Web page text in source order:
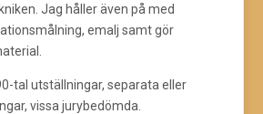
Jag håller även på med
emalj samt gör
tal utställningar, separata eller
vissa jurybedömda.